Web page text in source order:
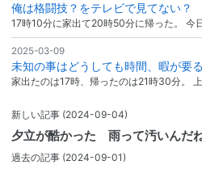
俺は格闘技？をテレビで見てない？
17時10分に家出て20時50分に帰った。 今
2025-03-09
未知の事はどうしても時間、暇が要
家出たのは17時、帰ったのは21時30分。
新しい記事 (2024-09-04)
夕立が酷かった 雨って汚いんだ
過去の記事 (2024-09-01)